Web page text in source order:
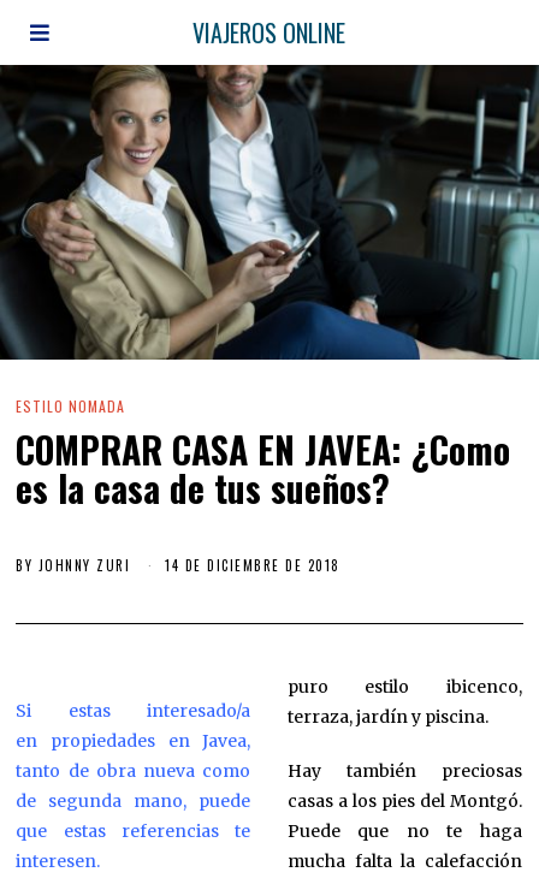
VIAJEROS ONLINE
ESTILO NOMADA
COMPRAR CASA EN JAVEA: ¿Como
es la casa de tus sueños?
BY JOHNNY ZURI 14 DE DICIEMBRE DE 2018
Si estas interesado/a
en propiedades en Javea,
tanto de obra nueva como
de segunda mano, puede
que estas referencias te
interesen.
puro estilo ibicenco,
terraza, jardín y piscina.
Hay también preciosas
casas a los pies del Montgó.
Puede que no te haga
mucha falta la calefacción